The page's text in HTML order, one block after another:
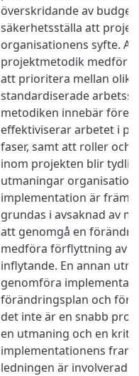
överskridande av budget
säkerhetsställa att
organisationens syfte.
projektmetodik medför
att prioritera mellan
standardiserade
metodiken innebär
effektiviserar arbetet i
faser, samt att roller och
inom projekten blir
utmaningar
implementation är
grundas i avsaknad av
att genomgå en
medföra förflyttning av
inflytande. En annan
genomföra
förändringsplan och
det inte är en snabb
en utmaning och en
implementationens
ledningen är involverad